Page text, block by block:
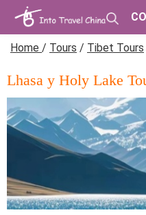
Home / Tours / Tibet Tours
Lhasa y Holy Lake